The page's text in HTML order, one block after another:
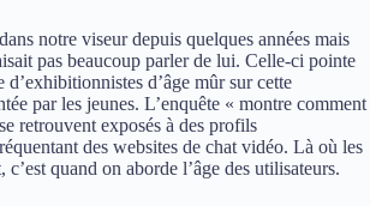
notre viseur depuis quelques années mais
pas beaucoup parler de lui. Celle-ci pointe
d’exhibitionnistes d’âge mûr sur cette
par les jeunes. L’enquête « montre comment
retrouvent exposés à des profils
des websites de chat vidéo. Là où les
c’est quand on aborde l’âge des utilisateurs.